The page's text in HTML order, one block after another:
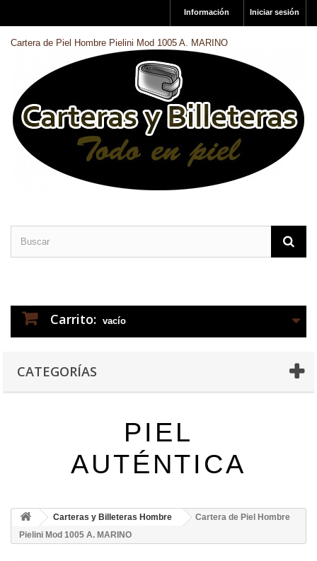
Iniciar sesión
Información
Cartera de Piel Hombre Pielini Mod 1005 A. MARINO
Carrito: vacío
CATEGORÍAS
PIEL
AUTÉNTICA
Carteras y Billeteras Hombre
Cartera de Piel Hombre
Pielini Mod 1005 A. MARINO